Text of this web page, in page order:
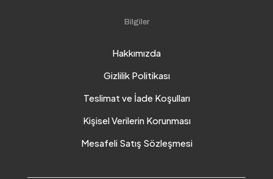
Bilgiler
Hakkımızda
Gizlilik Politikası
Teslimat ve İade Koşulları
Kişisel Verilerin Korunması
Mesafeli Satış Sözleşmesi